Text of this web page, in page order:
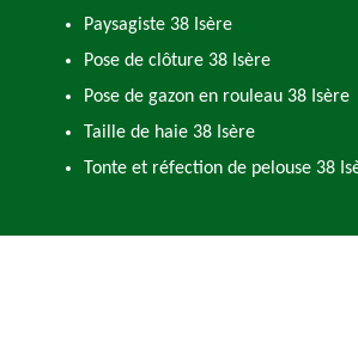
Paysagiste 38 Isère
Pose de clôture 38 Isère
Pose de gazon en rouleau 38 Isère
Taille de haie 38 Isère
Tonte et réfection de pelouse 38